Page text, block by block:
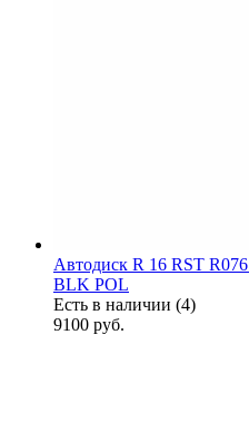
Автодиск R 16 RST
BLK POL
Есть в наличии (4)
9100 руб.